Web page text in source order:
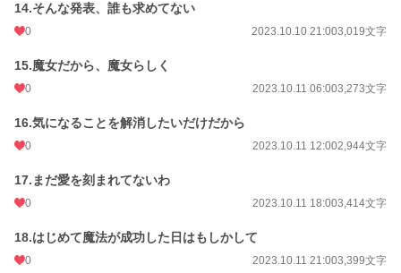
14.そんな発表、誰も求めてない
0 2023.10.10 21:003,019文字
15.魔女だから、魔女らしく
0 2023.10.11 06:003,273文字
16.気になることを解消したいだけだから
0 2023.10.11 12:002,944文字
17.まだ愛を刻まれてないわ
0 2023.10.11 18:003,414文字
18.はじめて魔法が成功した日はもしかして
0 2023.10.11 21:003,399文字